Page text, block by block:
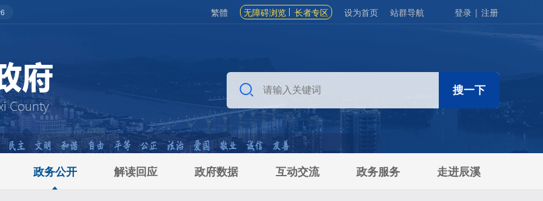
繁體 无障碍浏览 长者专区 设为首页 站群导航 登录 | 注册
政务公开 解读回应 政府数据 互动交流 政务服务 走进辰溪